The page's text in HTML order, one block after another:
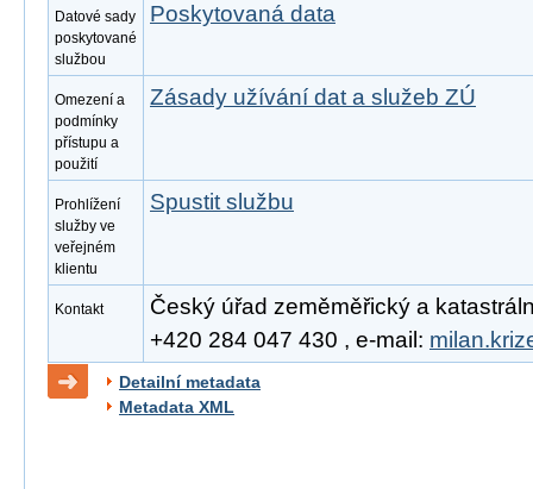
Datové sady
poskytované
službou
Poskytovaná data
Omezení a
podmínky
přístupu a
použití
Zásady užívání dat a služeb ZÚ
Prohlížení
služby ve
veřejném
klientu
Spustit službu
Kontakt
Český úřad zeměměřický a
+420 284 047 430 , e-mail:
Detailní metadata
Metadata XML